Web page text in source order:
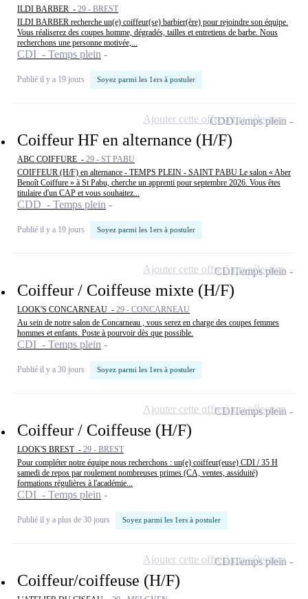
ILDI BARBER - 29 - BREST
ILDI BARBER recherche un(e) coiffeur(se) barbier(ère) pour rejoindre son équipe.
Vous réaliserez des coupes homme, dégradés, tailles et entretiens de barbe. Nous
recherchons une personne motivée,...
CDI - Temps plein
Publié il y a 19 jours Soyez parmi les 1ers à postuler
Coiffeur HF en alternance (H/F)
ABC COIFFURE - 29 - ST PABU
COIFFEUR (H/F) en alternance - TEMPS PLEIN - SAINT PABU Le salon « Aber
Benoît Coiffure » à St Pabu, cherche un apprenti pour septembre 2026. Vous êtes
titulaire d'un CAP et vous souhaitez...
CDD - Temps plein
Publié il y a 19 jours Soyez parmi les 1ers à postuler
CDDTemps plein
Ajouter cette offre à ma sélection
Coiffeur / Coiffeuse mixte (H/F)
LOOK'S CONCARNEAU - 29 - CONCARNEAU
Au sein de notre salon de Concarneau , vous serez en charge des coupes femmes
hommes et enfants. Poste à pourvoir dès que possible.
CDI - Temps plein
Publié il y a 30 jours Soyez parmi les 1ers à postuler
CDITemps plein
Ajouter cette offre à ma sélection
Coiffeur / Coiffeuse (H/F)
LOOK'S BREST - 29 - BREST
Pour compléter notre équipe nous recherchons : un(e) coiffeur(euse) CDI / 35 H
samedi de repos par roulement nombreuses primes (CA, ventes, assiduité)
formations régulières à l'académie...
CDI - Temps plein
Publié il y a plus de 30 jours Soyez parmi les 1ers à postuler
CDITemps plein
Ajouter cette offre à ma sélection
Coiffeur/coiffeuse (H/F)
CDITemps plein
Ajouter cette offre à ma sélection